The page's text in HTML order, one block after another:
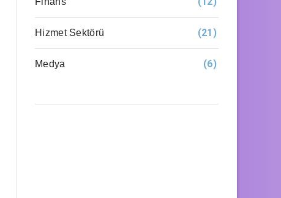
Hizmet Sektörü (21)
Medya (6)